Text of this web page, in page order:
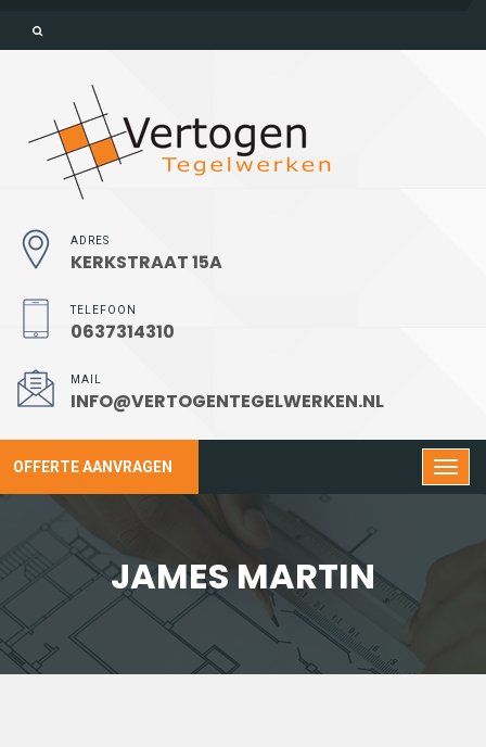
ADRES
KERKSTRAAT 15A
TELEFOON
0637314310
MAIL
INFO@VERTOGENTEGELWERKEN.NL
OFFERTE AANVRAGEN
JAMES MARTIN